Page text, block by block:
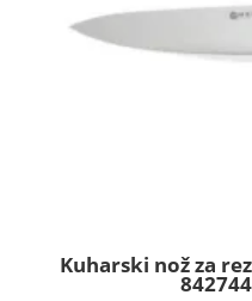
Kuharski nož za